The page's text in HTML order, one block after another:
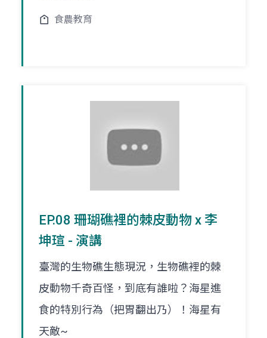
食農教育
EP.08 珊瑚礁裡的棘皮動物 x 李
坤瑄 - 演講
臺灣的生物礁生態現況，生物礁裡的棘
皮動物千奇百怪，到底有誰啦？海星進
食的特別行為（把胃翻出乃）！海星有
天敵~